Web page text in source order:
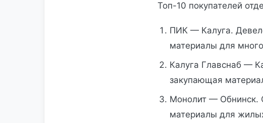
Топ-10 покупателей
ПИК — Калуга.
материалы для
Калуга Главснаб —
закупающая
Монолит — Обнинск.
материалы для